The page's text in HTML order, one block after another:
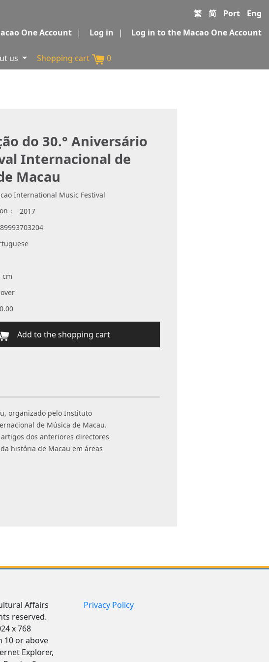
繁 简 Port
Eng
One Account | Log in | Log in to the Macao One Account
us Shopping cart 0
do 30.° Aniversário
Internacional de
Macau
International Music Festival
：
2017
cm
Add to the shopping cart
organizado pelo Instituto
de Música de Macau.
dos anteriores directores
história de Macau em áreas
Affairs
reserved.
x 768
10 or above
Explorer,
Privacy Policy